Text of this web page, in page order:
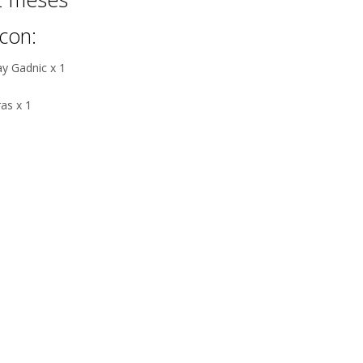
Gadnic x 1
x 1